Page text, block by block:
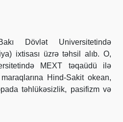
Dövlət Universitetində
ixtisası üzrə təhsil alıb. O,
MEXT təqaüdü ilə
Hind-Sakit okean,
təhlükəsizlik, pasifizm və